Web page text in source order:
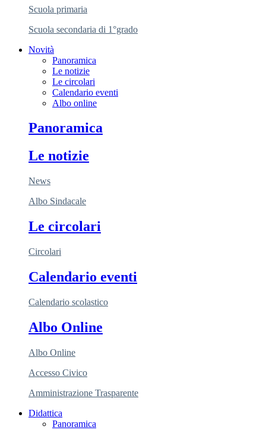
Scuola primaria
Scuola secondaria di 1°grado
Novità
Panoramica
Le notizie
Le circolari
Calendario eventi
Albo online
Panoramica
Le notizie
News
Albo Sindacale
Le circolari
Circolari
Calendario eventi
Calendario scolastico
Albo Online
Albo Online
Accesso Civico
Amministrazione Trasparente
Didattica
Panoramica